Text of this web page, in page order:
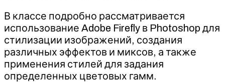
В классе подробно рассматривается
использование Adobe Firefly в Photoshop для
стилизации изображений, создания
различных эффектов и миксов, а также
применения стилей для задания
определенных цветовых гамм.